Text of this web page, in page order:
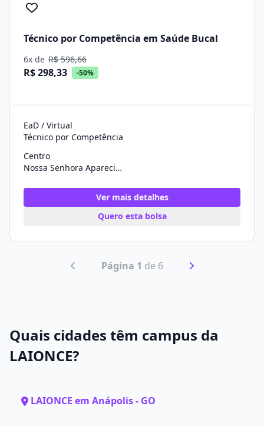
Técnico por Competência em Saúde Bucal
6x de R$ 596,66
R$ 298,33 -50%
EaD / Virtual
Técnico por Competência
Centro
Nossa Senhora Aparecida/SE
Ver mais detalhes
Quero esta bolsa
Página 1 de 6
Quais cidades têm campus da
LAIONCE?
LAIONCE em Anápolis - GO